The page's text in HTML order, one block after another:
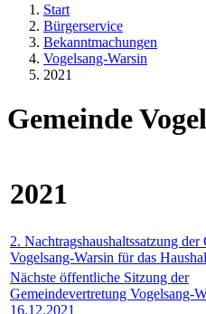
Start
Bürgerservice
Bekanntmachungen
Vogelsang-Warsin
2021
Gemeinde
2021
2. Nachtragshaushaltssatzung der
Vogelsang-Warsin für das
Nächste öffentliche Sitzung der
Gemeindevertretung Vogelsang-
16.12.2021